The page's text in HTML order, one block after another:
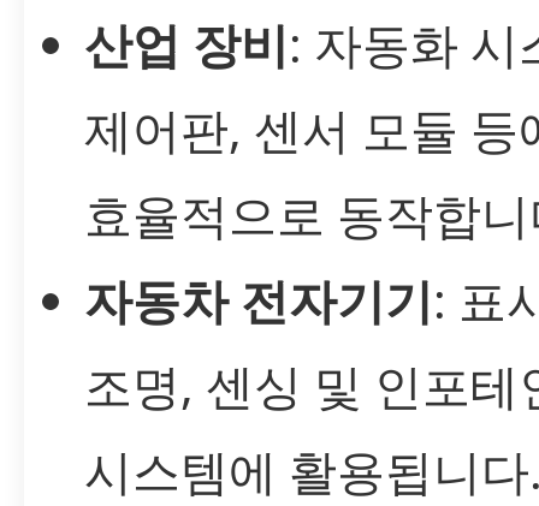
산업 장비: 자동화 시
제어판, 센서 모듈 등
효율적으로 동작합
자동차 전자기기: 표
조명, 센싱 및 인포테
시스템에 활용됩니